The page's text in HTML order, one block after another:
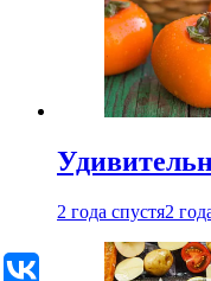
2 года спустя2